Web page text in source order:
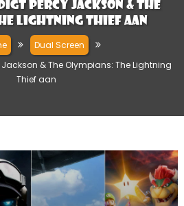
Percy Jackson & The
Lightning Thief aan
Dual Screen
& The Olympians: The Lightning
Thief aan